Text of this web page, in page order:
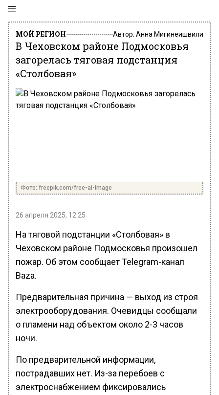
МОЙ РЕГИОН Автор: Анна Мигинеишвили
В Чеховском районе Подмосковья
загорелась тяговая подстанция
«Столбовая»
Фото: freepik.com/free-ai-image
26 апреля 2025, 12:25
На тяговой подстанции «Столбовая» в
Чеховском районе Подмосковья произошел
пожар. Об этом сообщает Telegram-канал
Baza.
Предварительная причина — выход из строя
электрооборудования. Очевидцы сообщали
о пламени над объектом около 2-3 часов
ночи.
По предварительной информации,
пострадавших нет. Из-за перебоев с
электроснабжением фиксировались